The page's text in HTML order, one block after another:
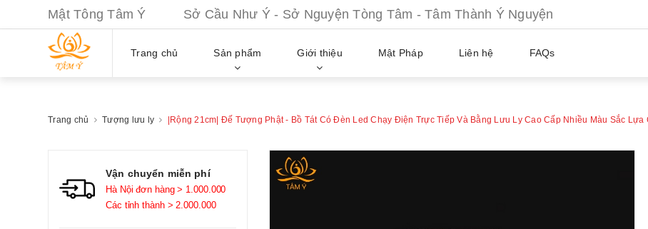
Mật Tông Tâm Ý Sở Cầu Như Ý - Sở Nguyện Tòng Tâm - Tâm Thành Ý Nguyện
Trang chủ Sản phẩm Giới thiệu Mật Pháp Liên hệ FAQs
Trang chủ Tượng lưu ly |Rộng 21cm| Đế Tượng Phật - Bồ Tát Có Đèn Led Chạy Điện Trực Tiếp Và Bằng Lưu Ly Cao Cấp Nhiều Màu Sắc Lựa
Vận chuyển miễn phí
Hà Nội đơn hàng > 1.000.000
Các tỉnh thành > 2.000.000